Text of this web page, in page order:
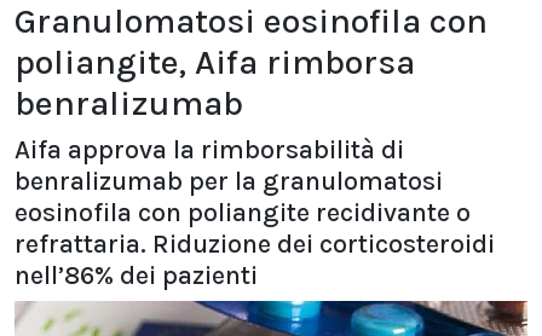
Granulomatosi eosinofila con
poliangite, Aifa rimborsa
benralizumab
Aifa approva la rimborsabilità di
benralizumab per la granulomatosi
eosinofila con poliangite recidivante o
refrattaria. Riduzione dei corticosteroidi
nell’86% dei pazienti